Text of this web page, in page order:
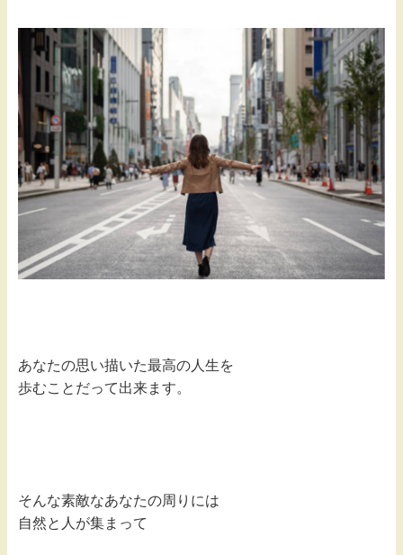
あなたの思い描いた最高の人生を
歩むことだって出来ます。
そんな素敵なあなたの周りには
自然と人が集まって